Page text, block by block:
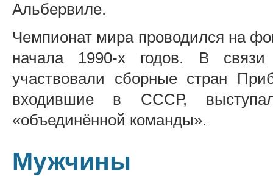
Альбервиле.
Чемпионат мира проводился на
начала 1990-х годов. В
участвовали сборные стран
входившие в СССР,
«объединённой команды».
Мужчины